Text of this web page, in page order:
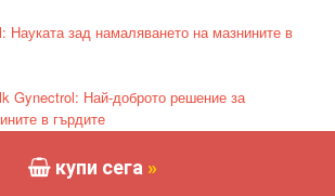
Науката зад намаляването на мазнините в
Gynectrol: Най-доброто решение за
в гърдите
Истината зад тази добавка за гинекомастия
купи сега »